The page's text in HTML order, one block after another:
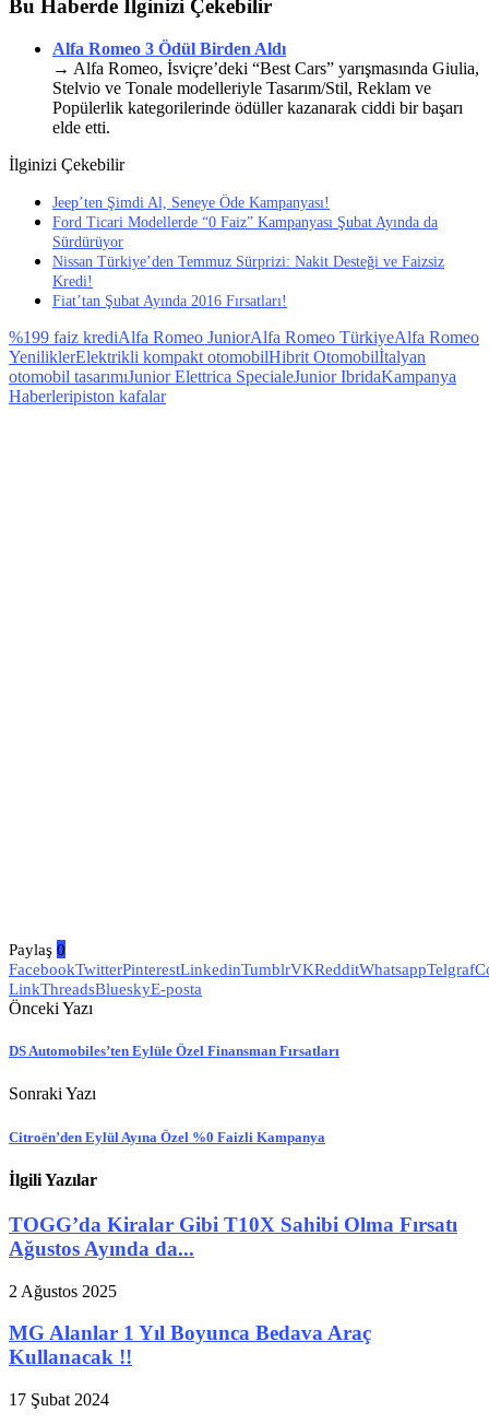
Bu Haberde İlginizi Çekebilir
Alfa Romeo 3 Ödül Birden Aldı
→ Alfa Romeo, İsviçre’deki “Best Cars” yarışmasında Giulia,
Stelvio ve Tonale modelleriyle Tasarım/Stil, Reklam ve
Popülerlik kategorilerinde ödüller kazanarak ciddi bir başarı
elde etti.
İlginizi Çekebilir
Jeep’ten Şimdi Al, Seneye Öde Kampanyası!
Ford Ticari Modellerde “0 Faiz” Kampanyası Şubat Ayında da
Sürdürüyor
Nissan Türkiye’den Temmuz Sürprizi: Nakit Desteği ve Faizsiz
Kredi!
Fiat’tan Şubat Ayında 2016 Fırsatları!
%199 faiz krediAlfa Romeo JuniorAlfa Romeo TürkiyeAlfa Romeo
YeniliklerElektrikli kompakt otomobilHibrit Otomobilİtalyan
otomobil tasarımıJunior Elettrica SpecialeJunior IbridaKampanya
Haberleripiston kafalar
Paylaş 0
FacebookTwitterPinterestLinkedinTumblrVKRedditWhatsappTelgraf
LinkThreadsBlueskyE-posta
Önceki Yazı
DS Automobiles’ten Eylüle Özel Finansman Fırsatları
Sonraki Yazı
Citroën’den Eylül Ayına Özel %0 Faizli Kampanya
İlgili Yazılar
TOGG’da Kiralar Gibi T10X Sahibi Olma Fırsatı
Ağustos Ayında da...
2 Ağustos 2025
MG Alanlar 1 Yıl Boyunca Bedava Araç
Kullanacak !!
17 Şubat 2024